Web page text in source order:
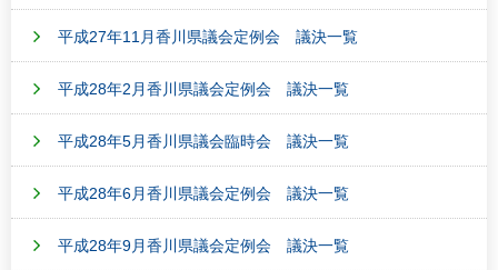
平成27年11月香川県議会定例会 議決一覧
平成28年2月香川県議会定例会 議決一覧
平成28年5月香川県議会臨時会 議決一覧
平成28年6月香川県議会定例会 議決一覧
平成28年9月香川県議会定例会 議決一覧